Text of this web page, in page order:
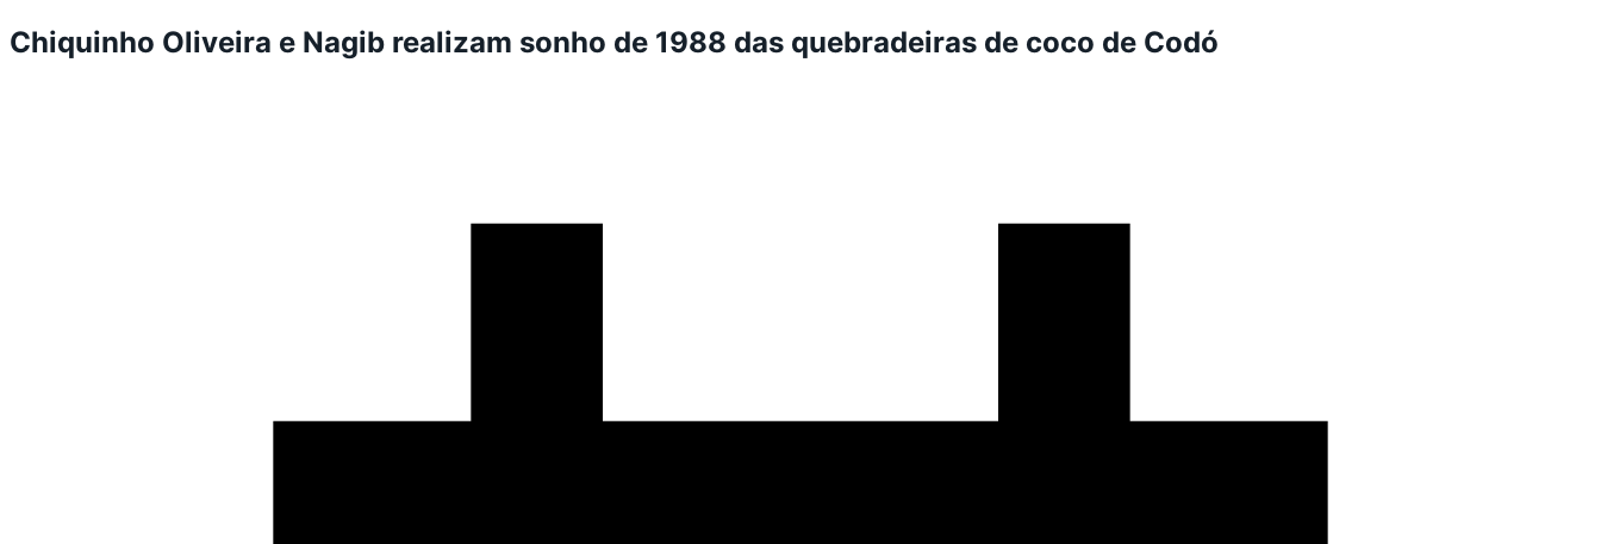
Chiquinho Oliveira e Nagib realizam sonho de 1988 das quebradeiras de coco de Codó